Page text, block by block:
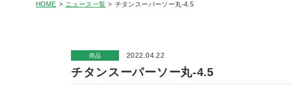
HOME ニュース一覧 チタンスーパーソー丸-4.5
商品 2022.04.22
チタンスーパーソー丸-4.5